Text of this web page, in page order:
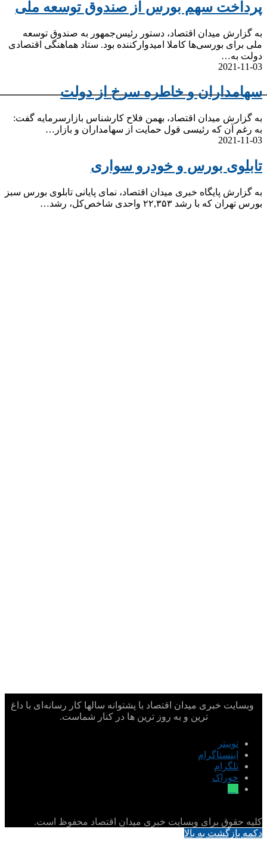
پرداخت سهم بورس از صندوق توسعه ملی
به گزارش میدان اقتصاد، دستور رئیس‌جمهور به صندوق توسعه
ملی برای بورسی‌ها کاملا امیدوارکننده بود. ستاد هماهنگی اقتصادی
دولت به…
2021-11-03
سهامداران و خاطره سرخ از دولت
به گزارش میدان اقتصاد، بهمن فلاح کارشناس بازارسرمایه گفت:
به رغم آن که رئیسی قول حمایت از سهامداران و بازار…
2021-11-03
تابلوی بورس و خودرو سواری
به گزارش پایگاه خبری میدان اقتصاد، نمای پایانی تابلوی بورس سبز
بورس تهران که با رشد ۲۲,۳۵۳ واحدی شاخص‌کل، رشد…
وبسایت خبری میدان اقتصاد با پشتوانه سالها کار رسانه‌ای با داغ
ترین و به روز ترین ها در کنار شماست.
توییتر
اینستاگرام
تلگرام
خوراک
کلیه حقوق برای وبسایت خبری میدان اقتصاد محفوظ است.
دکمه بازگشت به بالا